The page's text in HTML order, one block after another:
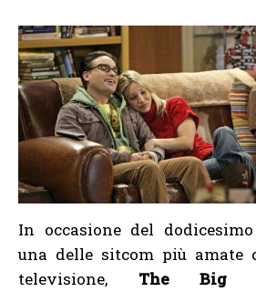
In occasione del
una delle sitcom più amate
televisione, The Big